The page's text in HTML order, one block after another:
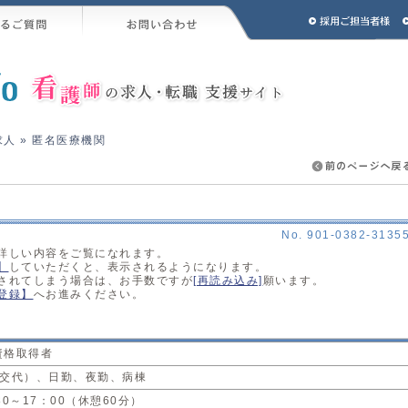
» 匿名医療機関
No. 901-0382-
い内容をご覧になれます。
していただくと、表示されるようになります。
てしまう場合は、お手数ですが [再読み込み] 願います。
録】 へお進みください。
取得者
代）、日勤、夜勤、病棟
17：00（休憩60分）